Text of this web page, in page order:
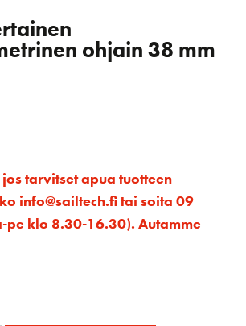
ohjain 38 mm
tarvitset apua tuotteen
info@sailtech.fi tai soita 09
pe klo 8.30-16.30). Autamme